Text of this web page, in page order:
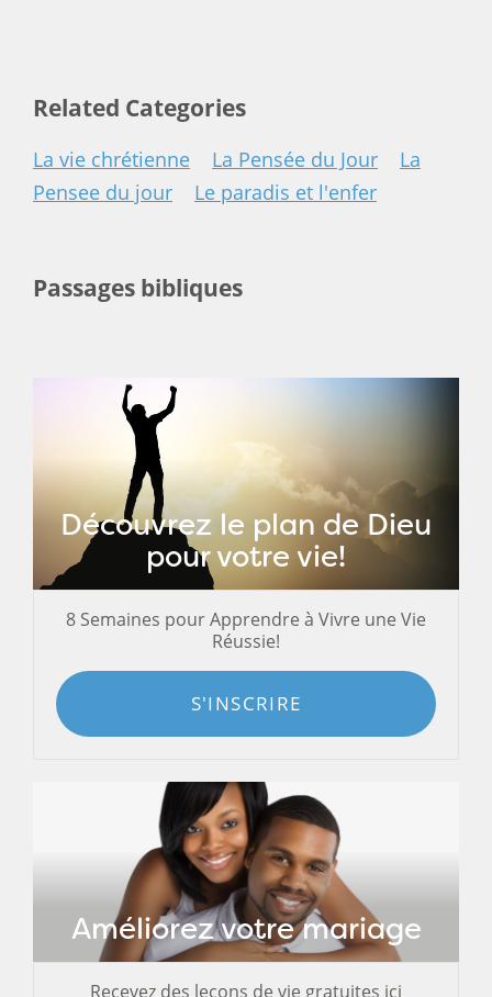
Related Categories
La vie chrétienne La Pensée du Jour
La
Pensee du jour
Le paradis et l'enfer
Passages bibliques
Découvrez le plan de Dieu
pour votre vie!
8 Semaines pour Apprendre à Vivre une Vie
Réussie!
S'INSCRIRE
Améliorez votre mariage
Recevez des leçons de vie gratuites ici